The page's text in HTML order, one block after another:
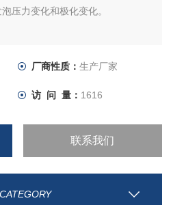
压力变化和极化变化。
厂商性质： 生产厂家
访 问 量： 1616
联系我们